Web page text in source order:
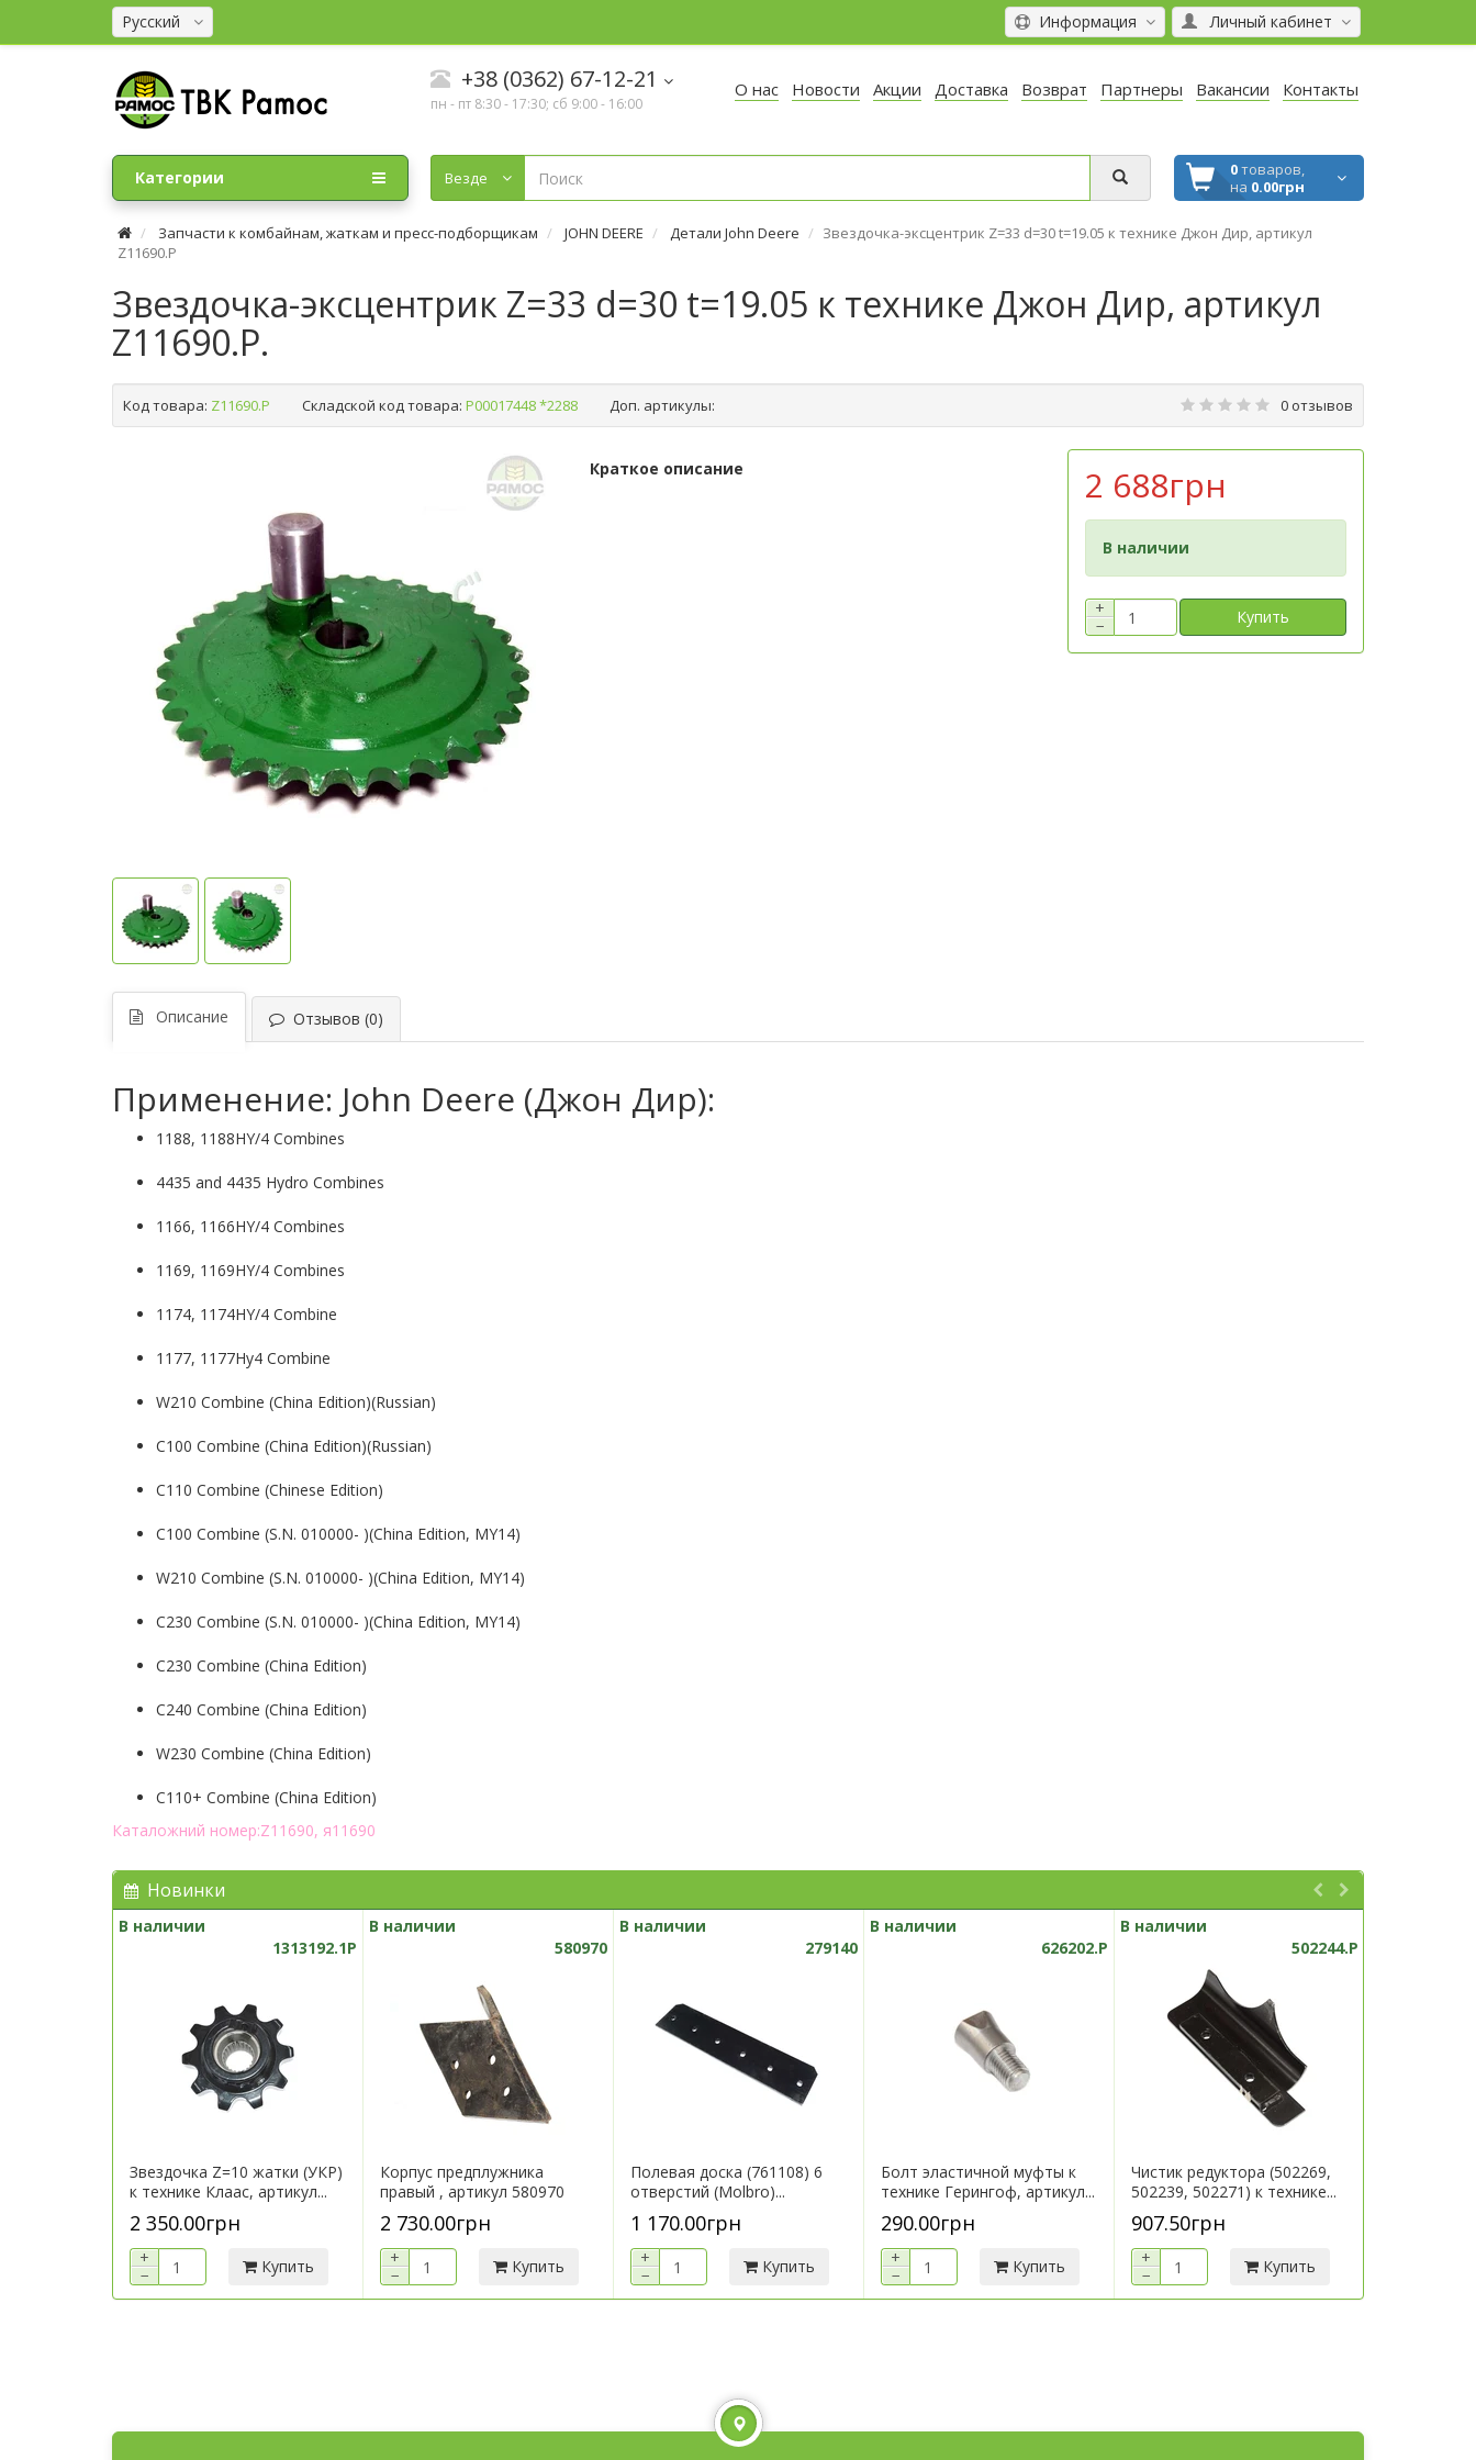
Русский Личный кабинет
Информация
+38 (0362) 67-12-21
пн - пт 8:30 - 17:30; сб 9:00 - 16:00
О нас Новости Акции Доставка Возврат Партнеры Вакансии Контакты
Везде 0товаров,
на 0.00грн
Категории
Запчасти к комбайнам, жаткам и пресс-подборщикам JOHN DEERE Детали John Deere
Звездочка-эксцентрик Z=33 d=30 t=19.05 к технике Джон Дир, артикул
Z11690.P
Звездочка-эксцентрик Z=33 d=30 t=19.05 к технике Джон Дир, артикул
Z11690.P.
Код товара: Z11690.P Складской код товара: Р00017448 *2288 Доп. артикулы: 0 отзывов
Краткое описание 2 688грн
В наличии
+
−
Купить
Описание Отзывов (0)
Применение: John Deere (Джон Дир):
1188, 1188HY/4 Combines
4435 and 4435 Hydro Combines
1166, 1166HY/4 Combines
1169, 1169HY/4 Combines
1174, 1174HY/4 Combine
1177, 1177Hy4 Combine
W210 Combine (China Edition)(Russian)
C100 Combine (China Edition)(Russian)
C110 Combine (Chinese Edition)
C100 Combine (S.N. 010000- )(China Edition, MY14)
W210 Combine (S.N. 010000- )(China Edition, MY14)
C230 Combine (S.N. 010000- )(China Edition, MY14)
C230 Combine (China Edition)
C240 Combine (China Edition)
W230 Combine (China Edition)
C110+ Combine (China Edition)
Каталожний номер:Z11690, я11690
Новинки
В наличии
1313192.1P
Звездочка Z=10 жатки (УКР)
к технике Клаас, артикул...
2 350.00грн
+
−
Купить
В наличии
580970
Корпус предплужника
правый , артикул 580970
2 730.00грн
+
−
Купить
В наличии
279140
Полевая доска (761108) 6
отверстий (Molbro)...
1 170.00грн
+
−
Купить
В наличии
626202.P
Болт эластичной муфты к
технике Герингоф, артикул...
290.00грн
+
−
Купить
В наличии
502244.P
Чистик редуктора (502269,
502239, 502271) к технике...
907.50грн
+
−
Купить